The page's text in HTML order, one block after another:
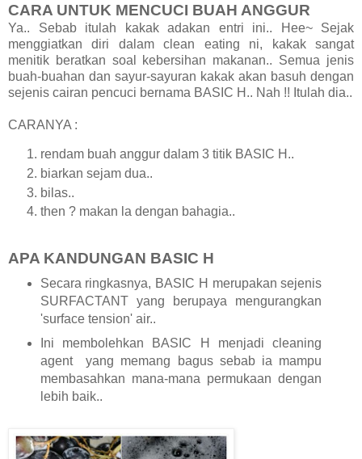
CARA UNTUK MENCUCI BUAH ANGGUR
Ya.. Sebab itulah kakak adakan entri ini.. Hee~ Sejak
menggiatkan diri dalam clean eating ni, kakak sangat
menitik beratkan soal kebersihan makanan.. Semua jenis
buah-buahan dan sayur-sayuran kakak akan basuh dengan
sejenis cairan pencuci bernama BASIC H.. Nah !! Itulah dia..
CARANYA :
rendam buah anggur dalam 3 titik BASIC H..
biarkan sejam dua..
bilas..
then ? makan la dengan bahagia..
APA KANDUNGAN BASIC H
Secara ringkasnya, BASIC H merupakan sejenis
SURFACTANT yang berupaya mengurangkan
'surface tension' air..
Ini membolehkan BASIC H menjadi cleaning
agent yang memang bagus sebab ia mampu
membasahkan mana-mana permukaan dengan
lebih baik..